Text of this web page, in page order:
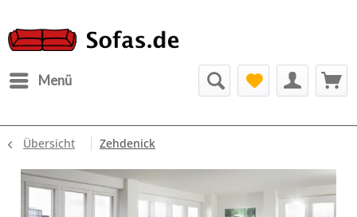
Menü
Übersicht Zehdenick